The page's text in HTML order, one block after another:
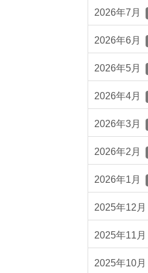
2026年7月
2026年6月
2026年5月
2026年4月
2026年3月
2026年2月
2026年1月
2025年12月
2025年11月
2025年10月